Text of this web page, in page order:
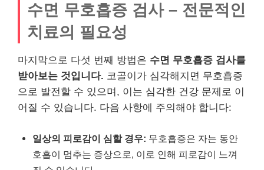
수면 무호흡증 검사 – 전문적인
치료의 필요성
마지막으로 다섯 번째 방법은 수면 무호흡증 검사를
받아보는 것입니다. 코골이가 심각해지면 무호흡증
으로 발전할 수 있으며, 이는 심각한 건강 문제로 이
어질 수 있습니다. 다음 사항에 주의해야 합니다:
일상의 피로감이 심할 경우: 무호흡증은 자는 동안
호흡이 멈추는 증상으로, 이로 인해 피로감이 느껴